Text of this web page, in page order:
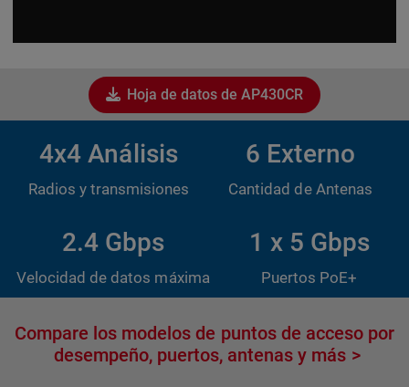
Hoja de datos de AP430CR
4x4 Análisis
Radios y transmisiones
6 Externo
Cantidad de Antenas
2.4 Gbps
Velocidad de datos máxima
1 x 5 Gbps
Puertos PoE+
Compare los modelos de puntos de acceso por
desempeño, puertos, antenas y más